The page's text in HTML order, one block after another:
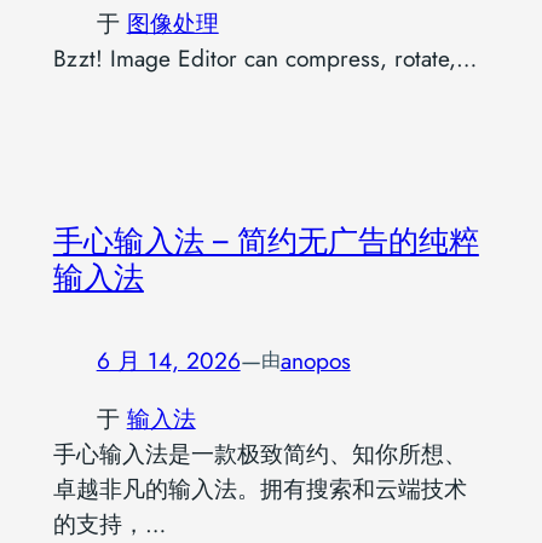
于 图像处理
Bzzt! Image Editor can compress, rotate,…
手心输入法 – 简约无广告的纯粹
输入法
6 月 14, 2026—由anopos
于 输入法
手心输入法是一款极致简约、知你所想、
卓越非凡的输入法。拥有搜索和云端技术
的支持，…